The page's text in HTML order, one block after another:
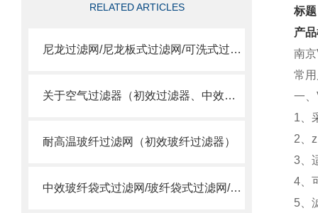
RELATED ARTICLES
尼龙过滤网/尼龙板式过滤网/可洗式过滤网
关于空气过滤器（初效过滤器、中效过滤器、空气过滤器）选用
耐高温玻纤过滤网（初效玻纤过滤器）
中效玻纤袋式过滤网/玻纤袋式过滤网/高温袋式过滤网
标
产
南
常
一
1、
2、
3、
4、
5、